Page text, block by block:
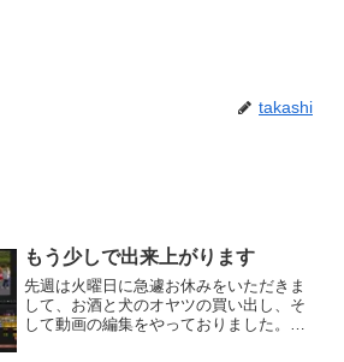
takashi
もう少しで出来上がります
先週は火曜日に急遽お休みをいただきま
して、お酒と犬のオヤツの買い出し、そ
して動画の編集をやっておりました。今